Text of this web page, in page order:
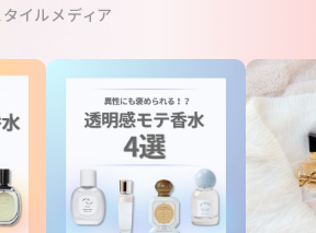
イルメディア